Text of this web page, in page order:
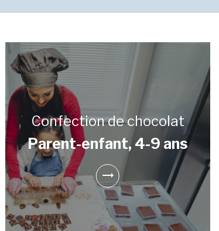
Confection de chocolat
Parent-enfant, 4-9 ans